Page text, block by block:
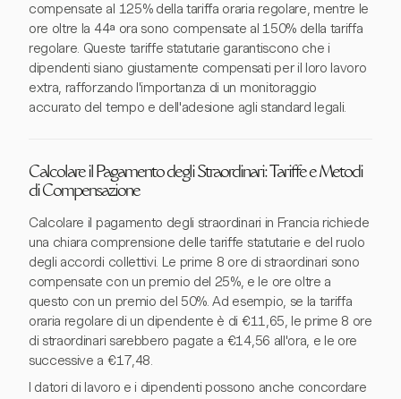
compensate al 125% della tariffa oraria regolare, mentre le
ore oltre la 44ª ora sono compensate al 150% della tariffa
regolare. Queste tariffe statutarie garantiscono che i
dipendenti siano giustamente compensati per il loro lavoro
extra, rafforzando l'importanza di un monitoraggio
accurato del tempo e dell'adesione agli standard legali.
Calcolare il Pagamento degli Straordinari: Tariffe e Metodi
di Compensazione
Calcolare il pagamento degli straordinari in Francia richiede
una chiara comprensione delle tariffe statutarie e del ruolo
degli accordi collettivi. Le prime 8 ore di straordinari sono
compensate con un premio del 25%, e le ore oltre a
questo con un premio del 50%. Ad esempio, se la tariffa
oraria regolare di un dipendente è di €11,65, le prime 8 ore
di straordinari sarebbero pagate a €14,56 all'ora, e le ore
successive a €17,48.
I datori di lavoro e i dipendenti possono anche concordare